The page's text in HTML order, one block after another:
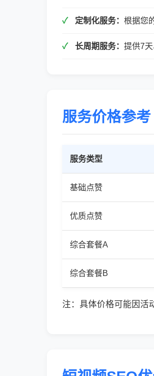
定制化服务： 根据您
长周期服务： 提供7
服务价格参考
服务类型
基础点赞
优质点赞
综合套餐A
综合套餐B
注：具体价格可能因活